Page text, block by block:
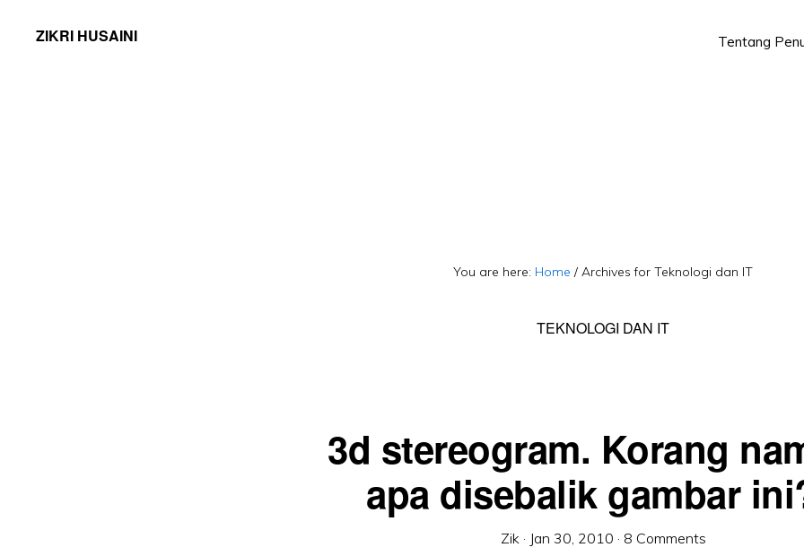
ZIKRI HUSAINI Tentang
You are here: Home / Archives for Teknologi dan IT
TEKNOLOGI DAN IT
3d stereogram. Korang
apa disebalik gambar
Zik· Jan 30, 2010 · 8 Comments